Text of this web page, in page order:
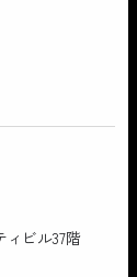
ィビル37階